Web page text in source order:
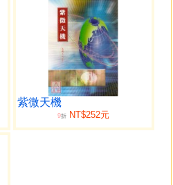
紫微天機
9折 NT$252元